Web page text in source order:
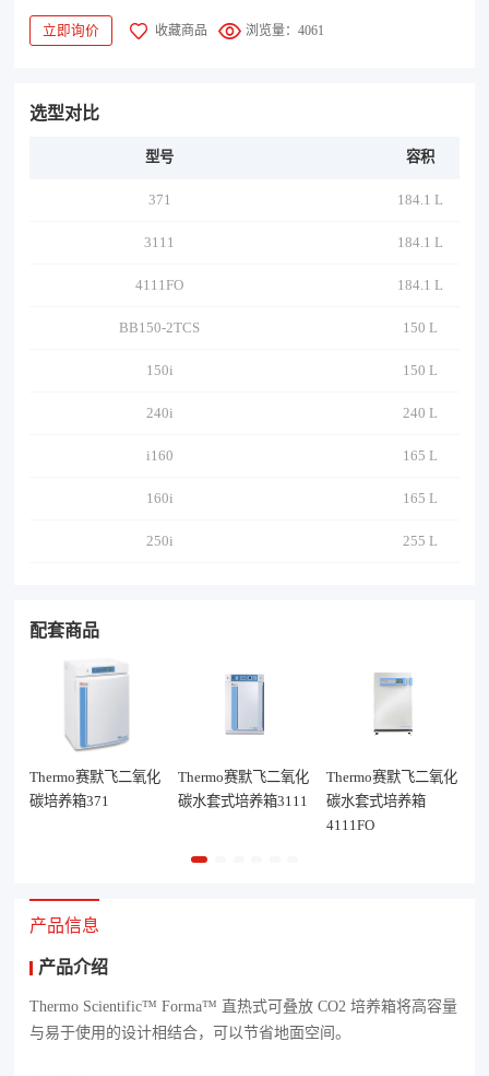
立即询价 收藏商品 浏览量：4061
选型对比
型号 容积
371 184.1 L
3111 184.1 L
4111FO 184.1 L
BB150-2TCS 150 L
150i 150 L
240i 240 L
i160 165 L
160i 165 L
250i 255 L
配套商品
Thermo赛默飞二氧化
碳培养箱371
Thermo赛默飞二氧化
碳水套式培养箱3111
Thermo赛默飞二氧化
碳水套式培养箱
4111FO
产品信息
产品介绍
Thermo Scientific™ Forma™ 直热式可叠放 CO2 培养箱将高容量
与易于使用的设计相结合，可以节省地面空间。